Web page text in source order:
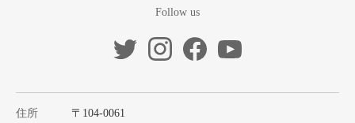
Follow us
住所
〒104-0061